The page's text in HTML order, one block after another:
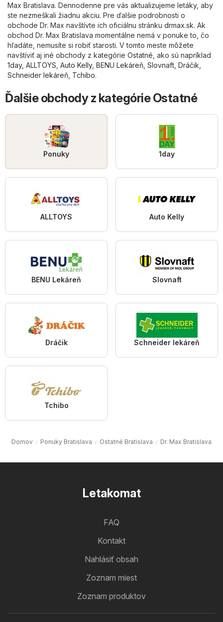
Max Bratislava. Dennodenne pre vás aktualizujeme letáky, aby
ste nezmeškali žiadnu akciu. Pre ďalšie podrobnosti o
obchode Dr. Max navštívte ich oficiálnu stránku drmax.sk. Ak
obchod Dr. Max Bratislava momentálne nemá v ponuke to, čo
hľadáte, nemusíte si robiť starosti. V tomto meste môžete
navštíviť aj iné obchody z kategórie Ostatné , ako sú napríklad
1day, ALLTOYS Auto Kelly, BENU Lekáreň Slovnaft Dráčik
Schneider lekáreň Tchibo.
Ďalšie obchody z kategórie Ostatné
Ponuky 1day
ALLTOYS Auto Kelly
BENU Lekáreň Slovnaft
Dráčik Schneider lekáreň
Tchibo
Domov Ponuky Bratislava Ostatné Bratislava Dr. Max Bratislava
Letakomat
FAQ
Kontakt
Nahlásiť obsah
Zoznam miest
Zoznam produktov